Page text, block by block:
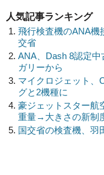
人気記事ランキング
飛行検査機のANA機
交省
ANA、Dash 8認定
ガリーから
マイクロジェット
グと2機種に
豪ジェットスター
重量→大きさの新制
国交省の検査機、